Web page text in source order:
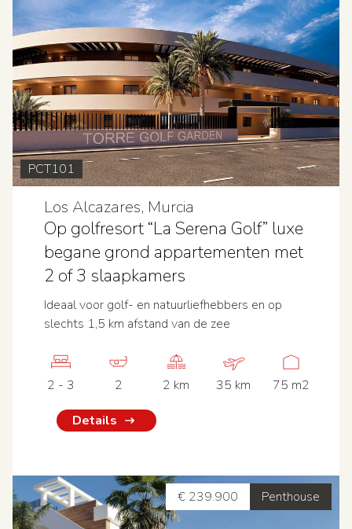
PCT101
Los Alcazares, Murcia
Op golfresort “La Serena Golf” luxe
begane grond appartementen met
2 of 3 slaapkamers
Ideaal voor golf- en natuurliefhebbers en op
slechts 1,5 km afstand van de zee
2 - 3 2 2 km 35 km 75 m2
Details
Penthouse
€ 239.900